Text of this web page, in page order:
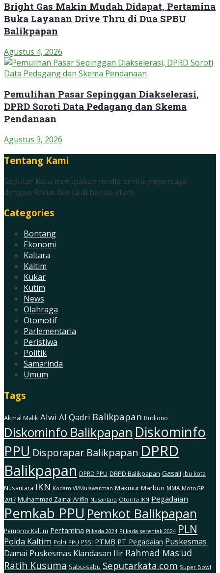
Bright Gas Makin Mudah Didapat, Pertamina
Buka Layanan Drive Thru di Dua SPBU
Balikpapan
Agustus 4, 2026
Pemulihan Pasar Sepinggan Diakselerasi,
DPRD Soroti Data Pedagang dan Skema
Pendanaan
Agustus 3, 2026
Tentang Kami
Seputar Kata merupakan media berita terpercaya
dengan fokus berita di benua etam.
Categories
Bontang
Ekonomi
Kaltara
Kaltim
Kukar
Kutim
News
Olahraga
Otomotif
Parlementaria
Peristiwa
Politik
Samarinda
Umum
Tags
Akmal Malik Alwi Al Qadri Balikpapan Budiono
Diskominfo Balikpapan Diskominfo
PPU Disporapar Balikpapan DPRD
Balikpapan DPRD PPU DRPD Balikpapan Gasali Ibu kota
Nusantara IKN Kodam Vl/Mulawarman Makmur Marbun MMA MotoGP
2017 Muhammad Zainal Arifin Nusantara Otorita IKN Pegadaian
Pemkab PPU Pemkot Balikpapan
Pemprov Kaltim Pertamina Pilkada 2024 Pilkada serentak 2024 PLN
Polda Kaltim Polri PPU PSSI PTMB PT Pegadaian Puskesmas
Damai Puskesmas Klandasan Ilir Rahmad Mas'ud
Ratih Kusuma Sabu-sabu Seputarkata.com Super Bowl